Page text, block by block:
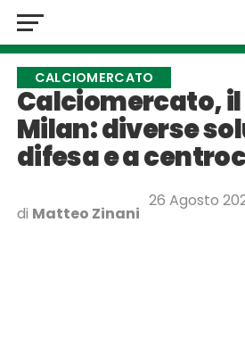
CALCIOMERCATO
Calciomercato,
Milan: diverse
difesa e a
di Matteo Zinani
26 Agosto